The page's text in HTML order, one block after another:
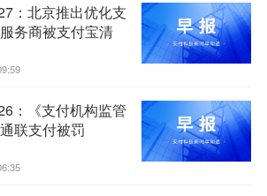
：北京推出优化支
务商被支付宝清
：《支付机构监管
联支付被罚